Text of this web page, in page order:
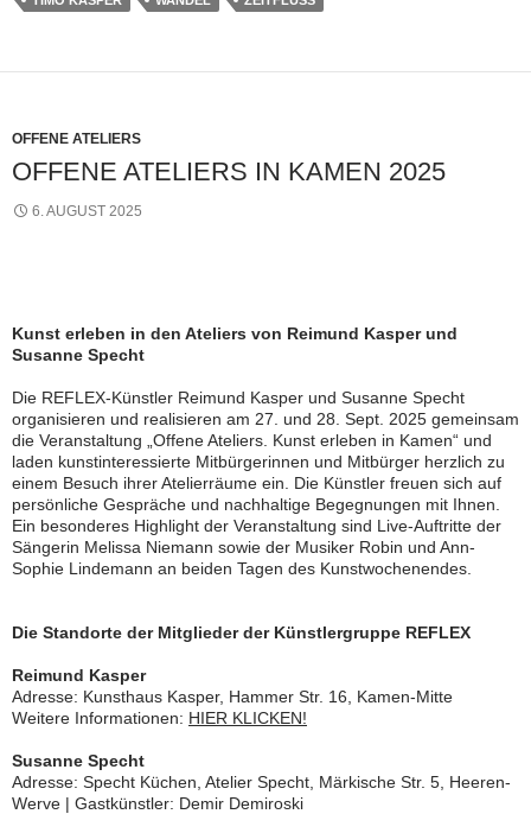
OFFENE ATELIERS
OFFENE ATELIERS IN KAMEN 2025
6. AUGUST 2025
Kunst erleben in den Ateliers von Reimund Kasper und
Susanne Specht
Die REFLEX-Künstler Reimund Kasper und Susanne Specht
organisieren und realisieren am 27. und 28. Sept. 2025 gemeinsam
die Veranstaltung „Offene Ateliers. Kunst erleben in Kamen“ und
laden kunstinteressierte Mitbürgerinnen und Mitbürger herzlich zu
einem Besuch ihrer Atelierräume ein. Die Künstler freuen sich auf
persönliche Gespräche und nachhaltige Begegnungen mit Ihnen.
Ein besonderes Highlight der Veranstaltung sind Live-Auftritte der
Sängerin Melissa Niemann sowie der Musiker Robin und Ann-
Sophie Lindemann an beiden Tagen des Kunstwochenendes.
Die Standorte der Mitglieder der Künstlergruppe REFLEX
Reimund Kasper
Adresse: Kunsthaus Kasper, Hammer Str. 16, Kamen-Mitte
Weitere Informationen: HIER KLICKEN!
Susanne Specht
Adresse: Specht Küchen, Atelier Specht, Märkische Str. 5, Heeren-
Werve | Gastkünstler: Demir Demiroski